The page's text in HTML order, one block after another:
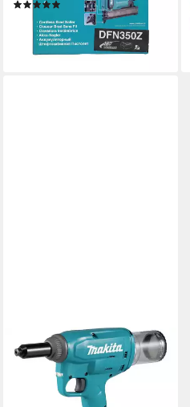
478,90 €
lieferbar - in 5-6 Werktagen bei dir